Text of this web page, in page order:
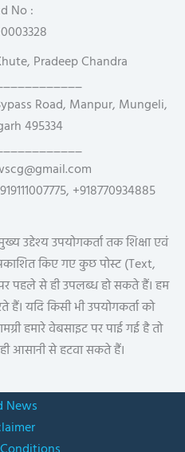
No :
Pradeep Chandra
Road, Manpur, Mungeli,
495334
+918770934885
उद्देश्य उपयोगकर्ता तक शिक्षा एवं
प्रकाशित किए गए कुछ पोस्ट (Text,
पहले से ही उपलब्ध हो सकते हैं। हम
यदि किसी भी उपयोगकर्ता को
हमारे वेबसाइट पर पाई गई है तो
आसानी से हटवा सकते हैं।
News